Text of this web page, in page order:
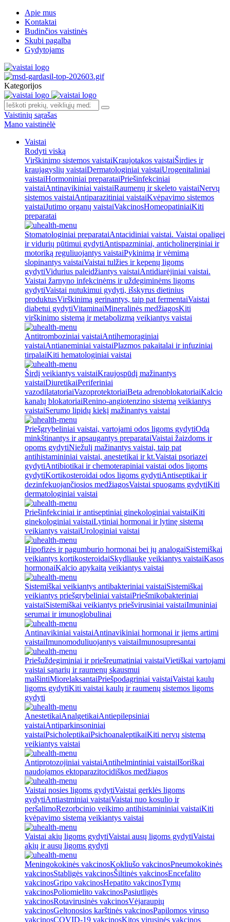
Apie mus
Kontaktai
Budinčios vaistinės
Skubi pagalba
Gydytojams
Kategorijos
Vaistinių sąrašas
Mano vaistinėlė
Vaistai
Rodyti viską
Virškinimo sistemos vaistaiKraujotakos vaistaiŠirdies ir
kraujagyslių vaistaiDermatologiniai vaistaiUrogenitaliniai
vaistaiHormoniniai preparataiPriešinfekciniai
vaistaiAntinavikiniai vaistaiRaumenų ir skeleto vaistaiNervų
sistemos vaistaiAntiparazitiniai vaistaiKvėpavimo sistemos
vaistaiJutimo organų vaistaiVakcinosHomeopatiniaiKiti
preparatai
Stomatologiniai preparataiAntacidiniai vaistai. Vaistai opaligei
ir vidurių pūtimui gydytiAntispazminiai, anticholinerginiai ir
motoriką reguliuojantys vaistaiPykinimą ir vėmimą
slopinantys vaistaiVaistai tulžies ir kepenų ligoms
gydytiVidurius paleidžiantys vaistaiAntidiarėjiniai vaistai.
Vaistai žarnyno infekcinėms ir uždegiminėms ligoms
gydytiVaistai nutukimui gydyti, išskyrus dietinius
produktusVirškinimą gerinantys, taip pat fermentaiVaistai
diabetui gydytiVitaminaiMineralinės medžiagosKiti
virškinimo sistemą ir metabolizmą veikiantys vaistai
Antitromboziniai vaistaiAntihemoraginiai
vaistaiAntianeminiai vaistaiPlazmos pakaitalai ir infuziniai
tirpalaiKiti hematologiniai vaistai
Širdį veikiantys vaistaiKraujospūdį mažinantys
vaistaiDiuretikaiPeriferiniai
vazodilatatoriaiVazoprotektoriaiBeta adrenoblokatoriaiKalcio
kanalų blokatoriaiRenino-angiotenzino sistemą veikiantys
vaistaiSerumo lipidų kiekį mažinantys vaistai
Priešgrybeliniai vaistai, vartojami odos ligoms gydytiOdą
minkštinantys ir apsaugantys preparataiVaistai žaizdoms ir
opoms gydytiNiežulį mažinantys vaistai, taip pat
antihistamininiai vaistai, anestetikai ir kt.Vaistai psoriazei
gydytiAntibiotikai ir chemoterapiniai vaistai odos ligoms
gydytiKortikosteroidai odos ligoms gydytiAntiseptikai ir
dezinfekuojančiosios medžiagosVaistai spuogams gydytiKiti
dermatologiniai vaistai
Priešinfekciniai ir antiseptiniai ginekologiniai vaistaiKiti
ginekologiniai vaistaiLytiniai hormonai ir lytinę sistemą
veikiantys vaistaiUrologiniai vaistai
Hipofizės ir pagumburio hormonai bei jų analogaiSistemiškai
veikiantys kortikosteroidaiSkydliaukę veikiantys vaistaiKasos
hormonaiKalcio apykaitą veikiantys vaistai
Sistemiškai veikiantys antibakteriniai vaistaiSistemiškai
veikiantys priešgrybeliniai vaistaiPriešmikobakteriniai
vaistaiSistemiškai veikiantys priešvirusiniai vaistaiImuniniai
serumai ir imunoglobulinai
Antinavikiniai vaistaiAntinavikiniai hormonai ir jiems artimi
vaistaiImunomoduliuojantys vaistaiImunosupresantai
Priešuždegiminiai ir priešreumatiniai vaistaiVietiškai vartojami
vaistai sąnarių ir raumenų skausmui
malšintiMiorelaksantaiPriešpodagriniai vaistaiVaistai kaulų
ligoms gydytiKiti vaistai kaulų ir raumenų sistemos ligoms
gydyti
AnestetikaiAnalgetikaiAntiepilepsiniai
vaistaiAntiparkinsoniniai
vaistaiPsicholeptikaiPsichoanaleptikaiKiti nervų sistemą
veikiantys vaistai
Antiprotozojiniai vaistaiAntihelmintiniai vaistaiIšoriškai
naudojamos ektoparazitocidiškos medžiagos
Vaistai nosies ligoms gydytiVaistai gerklės ligoms
gydytiAntiastminiai vaistaiVaistai nuo kosulio ir
peršalimoRezorbcinio veikimo antihistamininiai vaistaiKiti
kvėpavimo sistemą veikiantys vaistai
Vaistai akių ligoms gydytiVaistai ausų ligoms gydytiVaistai
akių ir ausų ligoms gydyti
Meningokokinės vakcinosKokliušo vakcinosPneumokokinės
vakcinosStabligės vakcinosŠiltinės vakcinosEncefalito
vakcinosGripo vakcinosHepatito vakcinosTymų
vakcinosPoliomielito vakcinosPasiutligės
vakcinosRotavirusinės vakcinosVėjaraupių
vakcinosGeltonosios karštinės vakcinosPapilomos viruso
vakcinosCOVID-19 vakcinosKitos virusinės vakcinos